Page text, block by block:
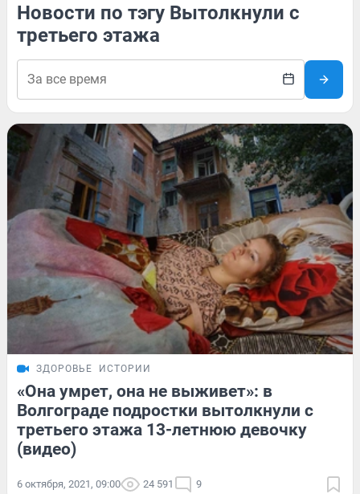
Новости по тэгу Вытолкнули с
третьего этажа
ЗДОРОВЬЕ ИСТОРИИ
«Она умрет, она не выживет»: в
Волгограде подростки вытолкнули с
третьего этажа 13-летнюю девочку
(видео)
6 октября, 2021, 09:00 24 591 9